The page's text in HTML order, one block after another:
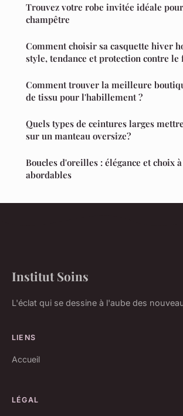
Trouvez votre robe invitée idéale
champêtre
Comment choisir sa casquette hiver
style, tendance et protection contre le
Comment trouver la meilleure
de tissu pour l'habillement ?
Quels types de ceintures larges
sur un manteau oversize?
Boucles d'oreilles : élégance et choix
abordables
Institut Soins
L'éclat qui se dessine à l'aube des
LIENS
Accueil
LÉGAL